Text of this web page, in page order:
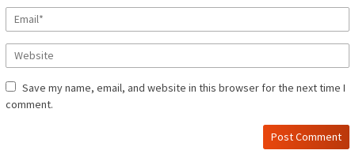
Save my name, email, and website in this browser for the next time I
comment.